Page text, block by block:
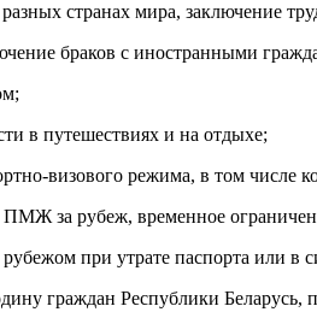
разных странах мира, заключение
браков с иностранными
в путешествиях и на отдыхе;
визового режима, в том числе
ПМЖ за рубеж, временное
рубежом при утрате паспорта или в
граждан Республики